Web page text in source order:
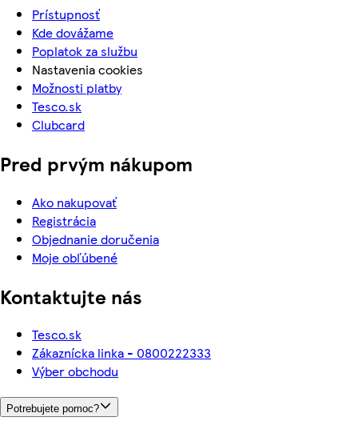
Prístupnosť
Kde dovážame
Poplatok za službu
Nastavenia cookies
Možnosti platby
Tesco.sk
Clubcard
Pred prvým nákupom
Ako nakupovať
Registrácia
Objednanie doručenia
Moje obľúbené
Kontaktujte nás
Tesco.sk
Zákaznícka linka - 0800222333
Výber obchodu
Potrebujete pomoc?